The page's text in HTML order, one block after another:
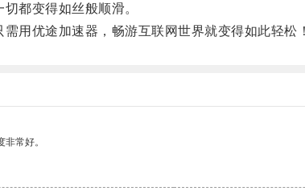
都变得如丝般顺滑。
优途加速器，畅游互联网世界就变得如此轻松
常好。